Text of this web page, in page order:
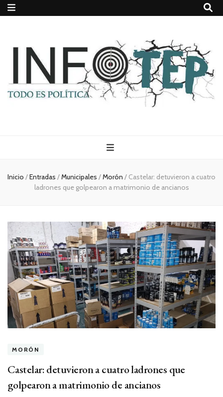
Todo es
(rosca)
política
Inicio /Entradas /Municipales /Morón / Castelar: detuvieron a cuatro
ladrones que golpearon a matrimonio de ancianos
MORÓN
Castelar: detuvieron a cuatro ladrones que
golpearon a matrimonio de ancianos